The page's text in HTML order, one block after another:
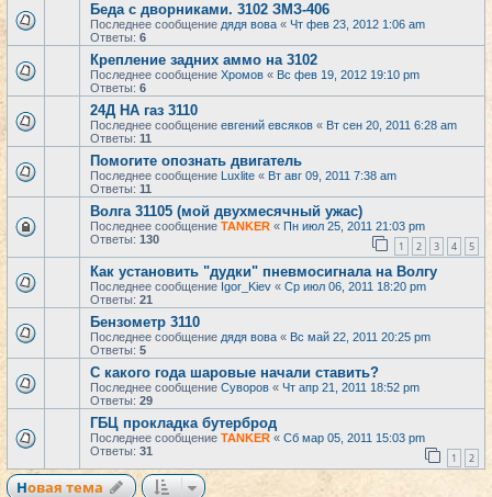
Беда с дворниками. 3102 ЗМЗ-406
Последнее сообщение дядя вова « Чт фев 23, 2012 1:06 am
Ответы: 6
Крепление задних аммо на 3102
Последнее сообщение Хромов « Вс фев 19, 2012 19:10 pm
Ответы: 6
24Д НА газ 3110
Последнее сообщение евгений евсяков « Вт сен 20, 2011 6:28 am
Ответы: 11
Помогите опознать двигатель
Последнее сообщение Luxlite « Вт авг 09, 2011 7:38 am
Ответы: 11
Волга 31105 (мой двухмесячный ужас)
Последнее сообщение TANKER « Пн июл 25, 2011 21:03 pm
Ответы: 130 1 2 3 4 5
Как установить "дудки" пневмосигнала на Волгу
Последнее сообщение Igor_Kiev « Ср июл 06, 2011 18:20 pm
Ответы: 21
Бензометр 3110
Последнее сообщение дядя вова « Вс май 22, 2011 20:25 pm
Ответы: 5
С какого года шаровые начали ставить?
Последнее сообщение Суворов « Чт апр 21, 2011 18:52 pm
Ответы: 29
ГБЦ прокладка бутерброд
Последнее сообщение TANKER « Сб мар 05, 2011 15:03 pm
Ответы: 31 1 2
Новая тема